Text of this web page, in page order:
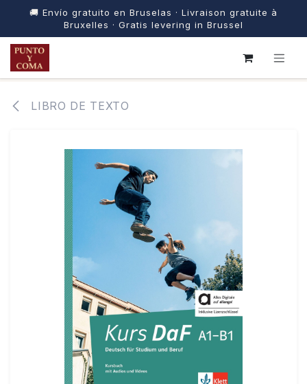
🚚 Envío gratuito en Bruselas · Livraison gratuite à
Bruxelles · Gratis levering in Brussel
IR AL CONTENIDO
LIBRO DE TEXTO